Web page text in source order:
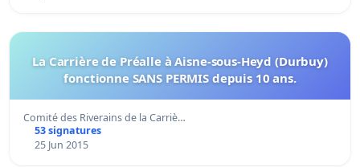
La Carrière de Préalle à Aisne-sous-Heyd (Durbuy)
fonctionne SANS PERMIS depuis 10 ans.
Comité des Riverains de la Carriè…
53 signatures
25 Jun 2015